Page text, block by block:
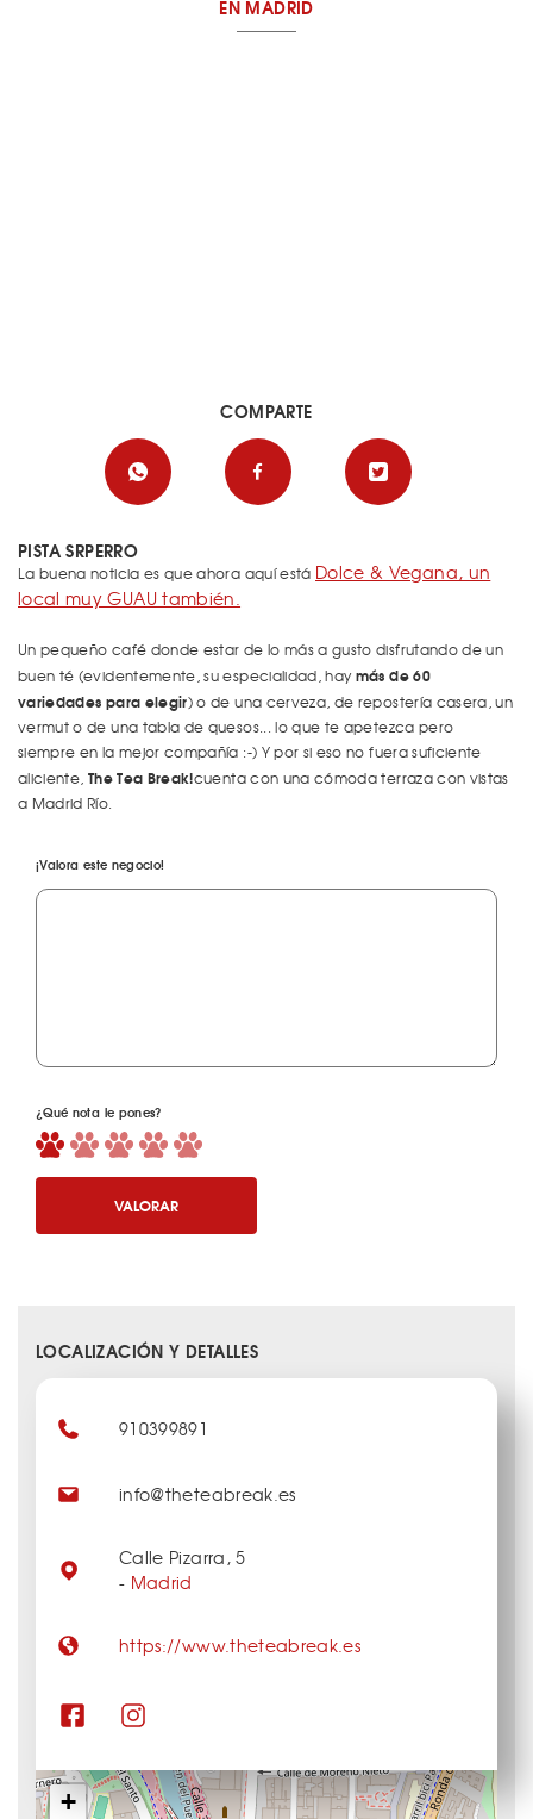
EN MADRID
PISTA SRPERRO
La buena noticia es que ahora aquí está Dolce & Vegana, un
local muy GUAU también.
Un pequeño café donde estar de lo más a gusto disfrutando de un
buen té (evidentemente, su especialidad, haymás de 60
variedades para elegir) o de una cerveza, de repostería casera, un
vermut o de una tabla de quesos... lo que te apetezca pero
siempre en la mejor compañía :-) Y por si eso no fuera suficiente
aliciente, The Tea Break!cuenta con una cómoda terraza con vistas
a Madrid Río.
¡Valora este negocio!
¿Qué nota le pones?
VALORAR
COMPARTE
LOCALIZACIÓN Y DETALLES
+
910399891
info@theteabreak.es
Calle Pizarra, 5
- Madrid
https://www.theteabreak.es